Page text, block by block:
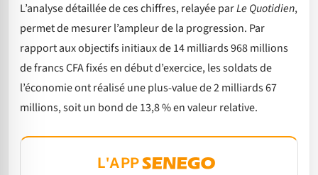
L’analyse détaillée de ces chiffres, relayée parLe Quotidien,
permet de mesurer l’ampleur de la progression. Par
rapport aux objectifs initiaux de 14 milliards 968 millions
de francs CFA fixés en début d’exercice, les soldats de
l’économie ont réalisé une plus-value de 2 milliards 67
millions, soit un bond de 13,8 % en valeur relative.
L'APP